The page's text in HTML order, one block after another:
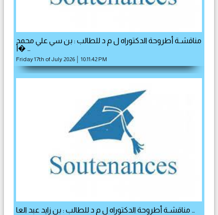
مناقشـة أطروحة الدكتوراه ل م د للطالب : بن سي علي محمد
أ� …
Friday 17th of July 2026 │ 10:11:42 PM
مناقشـة أطروحة الدكتوراه ل م د للطالب : بن زايد عبد العا …